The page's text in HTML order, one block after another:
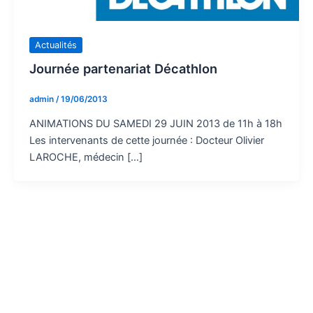
Actualités
Journée partenariat Décathlon
admin /19/06/2013
ANIMATIONS DU SAMEDI 29 JUIN 2013 de 11h à 18h
Les intervenants de cette journée : Docteur Olivier
LAROCHE, médecin […]